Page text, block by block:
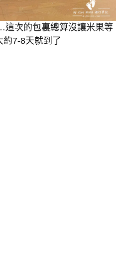
次的包裏總算沒讓米果等
約7-8天就到了